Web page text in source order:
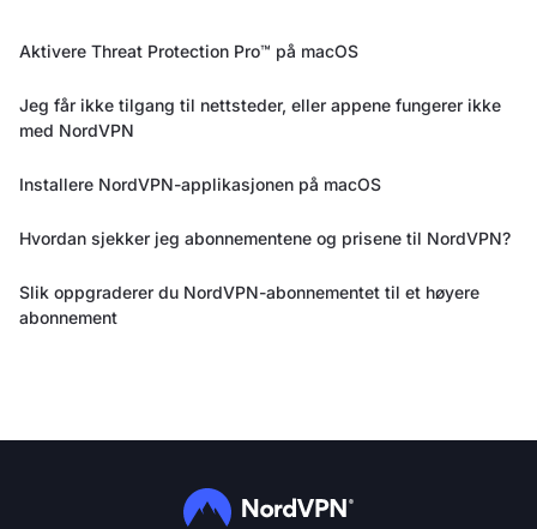
Aktivere Threat Protection Pro™ på macOS
Jeg får ikke tilgang til nettsteder, eller appene fungerer ikke
med NordVPN
Installere NordVPN-applikasjonen på macOS
Hvordan sjekker jeg abonnementene og prisene til NordVPN?
Slik oppgraderer du NordVPN-abonnementet til et høyere
abonnement